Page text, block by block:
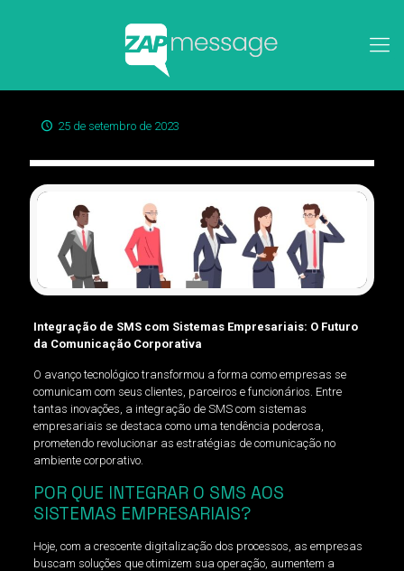
25 de setembro de 2023
Integração de SMS com Sistemas Empresariais: O Futuro
da Comunicação Corporativa
O avanço tecnológico transformou a forma como empresas se
comunicam com seus clientes, parceiros e funcionários. Entre
tantas inovações, a integração de SMS com sistemas
empresariais se destaca como uma tendência poderosa,
prometendo revolucionar as estratégias de comunicação no
ambiente corporativo.
POR QUE INTEGRAR O SMS AOS
SISTEMAS EMPRESARIAIS?
Hoje, com a crescente digitalização dos processos, as empresas
buscam soluções que otimizem sua operação, aumentem a